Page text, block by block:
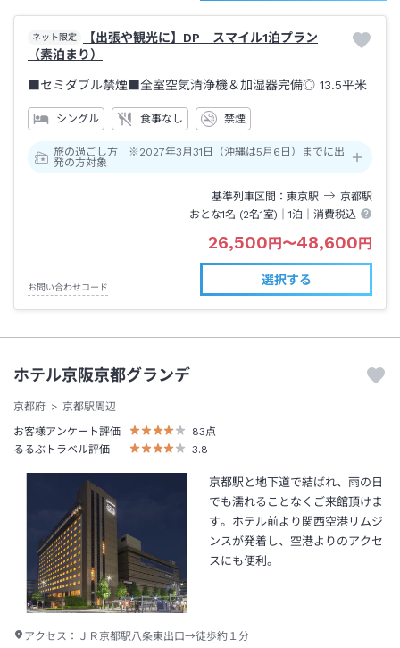
ネット限定
【出張や観光に】DP＿スマイル1泊プラン
（素泊まり）
■セミダブル禁煙■全室空気清浄機＆加湿器完備◎ 13.5平米
シングル 食事なし 禁煙
旅の過ごし方 ※2027年3月31日（沖縄は5月6日）までに出
発の方対象
基準列車区間 東京駅 京都駅
おとな1名 (2名1室)｜1泊 ｜消費税込
26,500 円 〜48,600 円
お問い合わせコード
選択する
ホテル京阪京都グランデ
京都府
京都駅周辺
お客様アンケート評価
83点
るるぶトラベル評価
3.8
京都駅と地下道で結ばれ、雨の日
でも濡れることなくご来館頂けま
す。ホテル前より関西空港リムジ
ンスが発着し、空港よりのアクセ
スにも便利。
アクセス： ＪＲ京都駅八条東出口→徒歩約１分